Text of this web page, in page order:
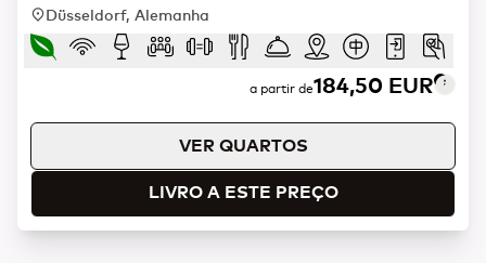
Düsseldorf, Alemanha
a partir de184,50 EUR
VER QUARTOS
LIVRO A ESTE PREÇO